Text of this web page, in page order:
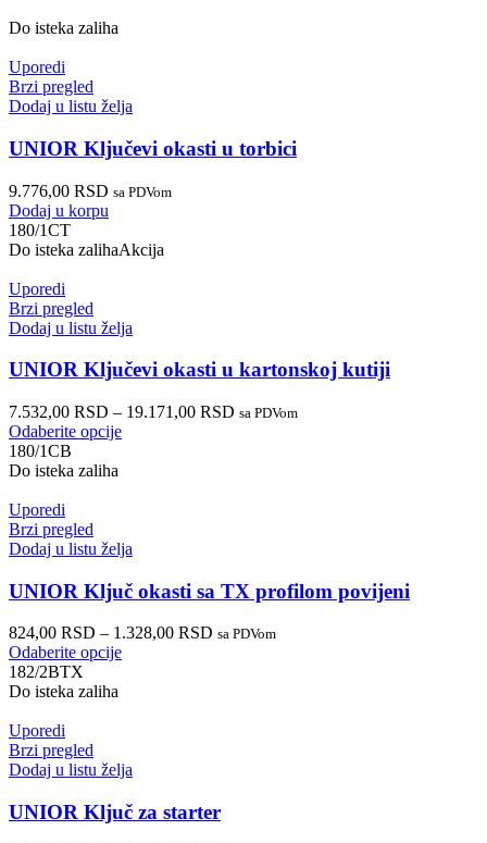
Do isteka zaliha
Uporedi
Brzi pregled
Dodaj u listu želja
UNIOR Ključevi okasti u torbici
9.776,00 RSD sa PDVom
Dodaj u korpu
180/1CT
Do isteka zalihaAkcija
Uporedi
Brzi pregled
Dodaj u listu želja
UNIOR Ključevi okasti u kartonskoj kutiji
7.532,00 RSD – 19.171,00 RSD sa PDVom
Odaberite opcije
180/1CB
Do isteka zaliha
Uporedi
Brzi pregled
Dodaj u listu želja
UNIOR Ključ okasti sa TX profilom povijeni
824,00 RSD – 1.328,00 RSD sa PDVom
Odaberite opcije
182/2BTX
Do isteka zaliha
Uporedi
Brzi pregled
Dodaj u listu želja
UNIOR Ključ za starter